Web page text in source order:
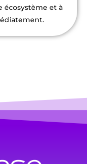
écosystème et à